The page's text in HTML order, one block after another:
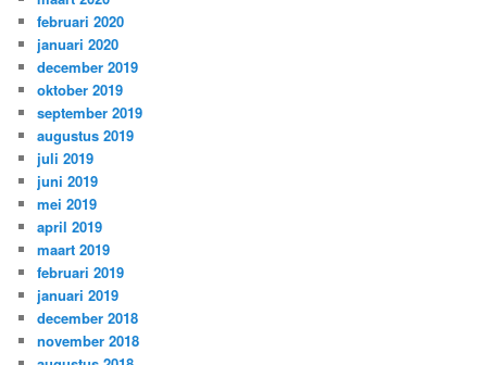
februari 2020
januari 2020
december 2019
oktober 2019
september 2019
augustus 2019
juli 2019
juni 2019
mei 2019
april 2019
maart 2019
februari 2019
januari 2019
december 2018
november 2018